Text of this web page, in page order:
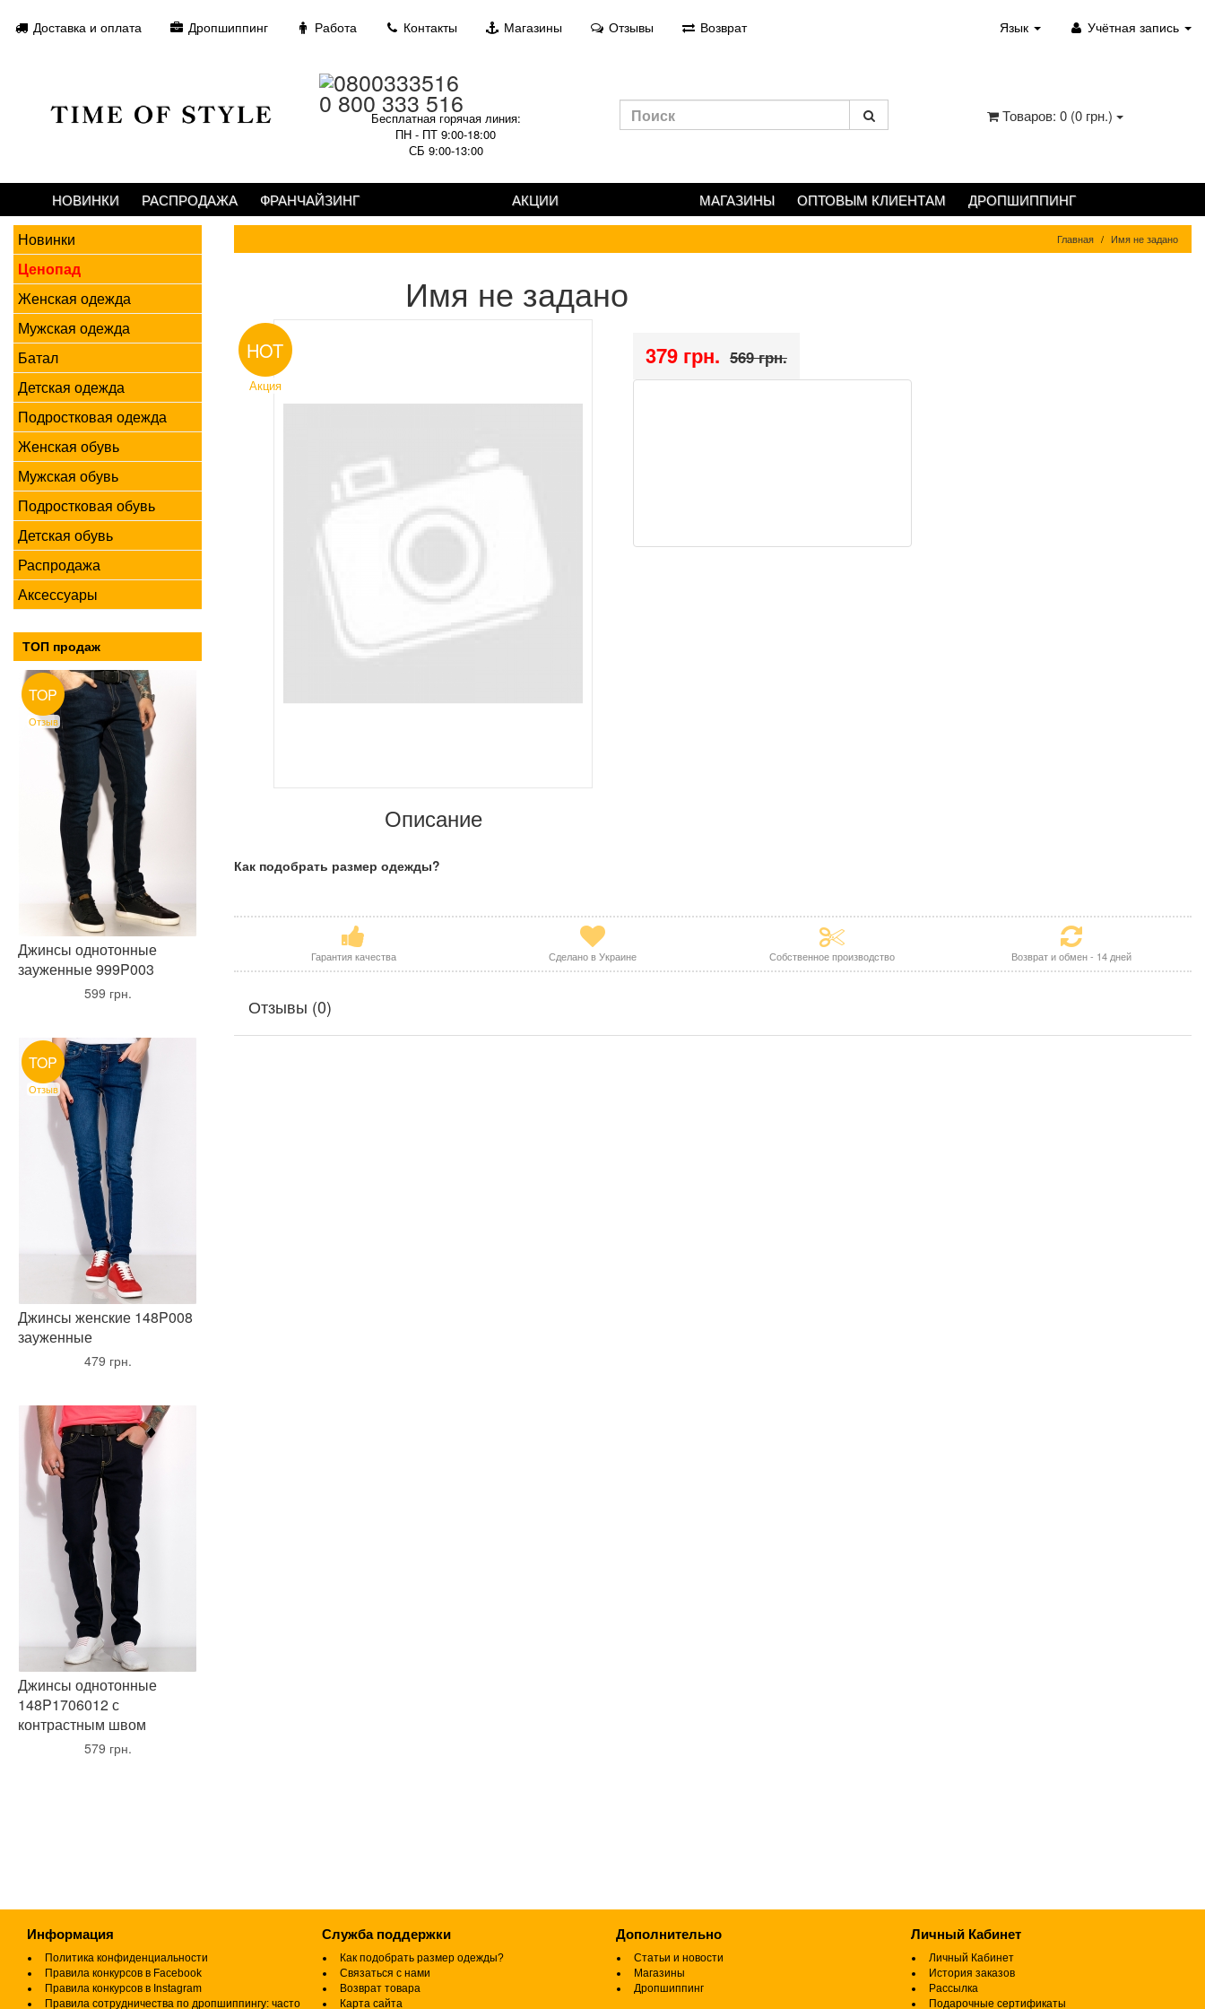
Доставка и оплата Дропшиппинг Работа Контакты Магазины Отзывы Возврат Язык Учётная запись
0 800 333 516
Бесплатная горячая линия:
ПН - ПТ 9:00-18:00
СБ 9:00-13:00
Товаров: 0 (0 грн.)
НОВИНКИ РАСПРОДАЖА ФРАНЧАЙЗИНГ АКЦИИ МАГАЗИНЫ ОПТОВЫМ КЛИЕНТАМ ДРОПШИППИНГ
Новинки
Ценопад
Женская одежда
Мужская одежда
Батал
Детская одежда
Подростковая одежда
Женская обувь
Мужская обувь
Подростковая обувь
Детская обувь
Распродажа
Аксессуары
ТОП продаж
TOP
Отзыв
Джинсы однотонные
зауженные 999P003
599 грн.
TOP
Отзыв
Джинсы женские 148P008
зауженные
479 грн.
Джинсы однотонные
148P1706012 с
контрастным швом
579 грн.
Главная Имя не задано
Имя не задано
HOT
Акция
Описание
379 грн. 569 грн.
Как подобрать размер одежды?
Гарантия качества Сделано в Украине Собственное производство Возврат и обмен - 14 дней
Отзывы (0)
Информация
Политика конфиденциальности
Правила конкурсов в Facebook
Правила конкурсов в Instagram
Правила сотрудничества по дропшиппингу: часто
Служба поддержки
Как подобрать размер одежды?
Связаться с нами
Возврат товара
Карта сайта
Дополнительно
Статьи и новости
Магазины
Дропшиппинг
Личный Кабинет
Личный Кабинет
История заказов
Рассылка
Подарочные сертификаты